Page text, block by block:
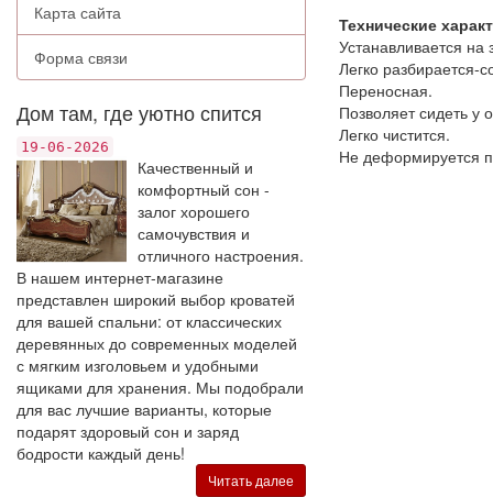
Карта сайта
Форма связи
Дом там, где уютно спится
19-06-2026
Качественный и
комфортный сон -
залог хорошего
самочувствия и
отличного настроения.
В нашем интернет-магазине
представлен широкий выбор кроватей
для вашей спальни: от классических
деревянных до современных моделей
с мягким изголовьем и удобными
ящиками для хранения. Мы подобрали
для вас лучшие варианты, которые
подарят здоровый сон и заряд
бодрости каждый день!
Читать далее
Технические
Устанавливается на
Легко разбирается-
Переносная.
Позволяет сидеть у
Легко чистится.
Не деформируется